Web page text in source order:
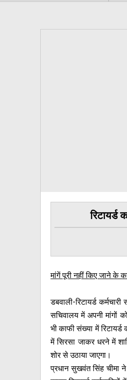
रिटायर्ड
मांगें पूरी नहीं किए जाने के
डबवाली-रिटायर्ड
सचिवालय में अपनी मांगों
भी काफी संख्या में
में सिरसा जाकर धरने में
शोर से उठाया जाएगा।
प्रधान सुखवंत सिंह चीमा ने